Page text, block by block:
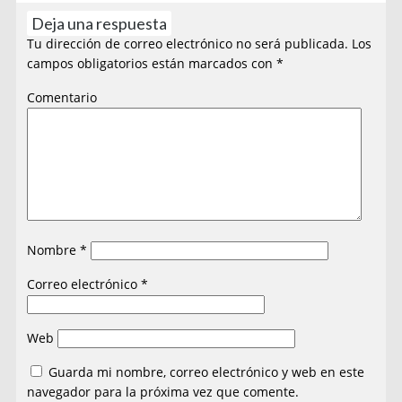
Deja una respuesta
Tu dirección de correo electrónico no será publicada. Los
campos obligatorios están marcados con*
Comentario
Nombre*
Correo electrónico*
Web
Guarda mi nombre, correo electrónico y web en este
navegador para la próxima vez que comente.